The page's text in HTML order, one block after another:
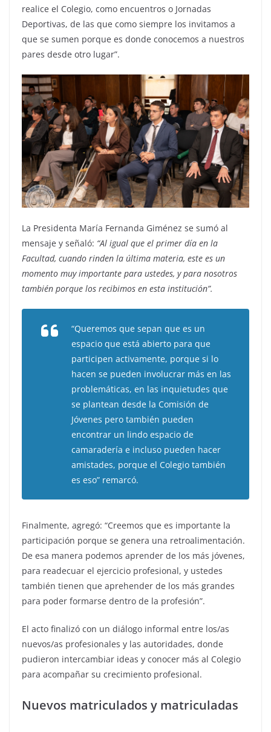
realice el Colegio, como encuentros o Jornadas
Deportivas, de las que como siempre los invitamos a
que se sumen porque es donde conocemos a nuestros
pares desde otro lugar”.
La Presidenta María Fernanda Giménez se sumó al
mensaje y señaló: “Al igual que el primer día en la
Facultad, cuando rinden la última materia, este es un
momento muy importante para ustedes, y para nosotros
también porque los recibimos en esta institución”.
“Queremos que sepan que es un
espacio que está abierto para que
participen activamente, porque si lo
hacen se pueden involucrar más en las
problemáticas, en las inquietudes que
se plantean desde la Comisión de
Jóvenes pero también pueden
encontrar un lindo espacio de
camaradería e incluso pueden hacer
amistades, porque el Colegio también
es eso” remarcó.
Finalmente, agregó: “Creemos que es importante la
participación porque se genera una retroalimentación.
De esa manera podemos aprender de los más jóvenes,
para readecuar el ejercicio profesional, y ustedes
también tienen que aprehender de los más grandes
para poder formarse dentro de la profesión”.
El acto finalizó con un diálogo informal entre los/as
nuevos/as profesionales y las autoridades, donde
pudieron intercambiar ideas y conocer más al Colegio
para acompañar su crecimiento profesional.
Nuevos matriculados y matriculadas